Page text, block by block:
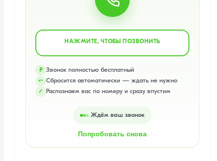
НАЖМИТЕ, ЧТОБЫ ПОЗВОНИТЬ
₽ Звонок полностью бесплатный
⤺ Сбросится автоматически — ждать не нужно
✓ Распознаем вас по номеру и сразу впустим
Ждём ваш звонок
Попробовать снова